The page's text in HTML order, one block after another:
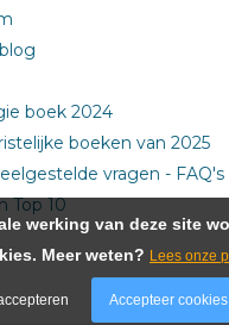
boek 2024
boeken van 2025
vragen - FAQ's
Top 10
werking van deze site
Meer weten? Lees onze
Accepteer cookies